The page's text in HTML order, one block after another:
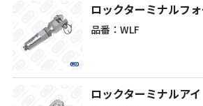
ロックターミナルフ
品番：WLF
ロックターミナルアイ